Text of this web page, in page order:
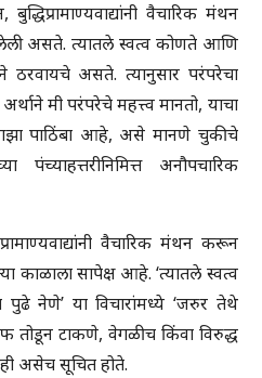
वैचारिक मंथन
असते. त्यातले स्वत्व कोणते आणि
ठरवायचे असते. त्यानुसार परंपरेचा
मी परंपरेचे महत्त्व मानतो, याचा
माझा पाठिंबा आहे, असे मानणे चुकीचे
अनौपचारिक
वैचारिक मंथन करून
काळाला सापेक्ष आहे. ‘त्यातले स्वत्व
पुढे नेणे’ या विचारांमध्ये ‘जरुर तेथे
टाकणे, वेगळीच किंवा विरुद्ध
असेच सूचित होते.